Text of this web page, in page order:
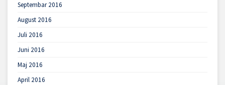
Septembar 2016
August 2016
Juli 2016
Juni 2016
Maj 2016
April 2016